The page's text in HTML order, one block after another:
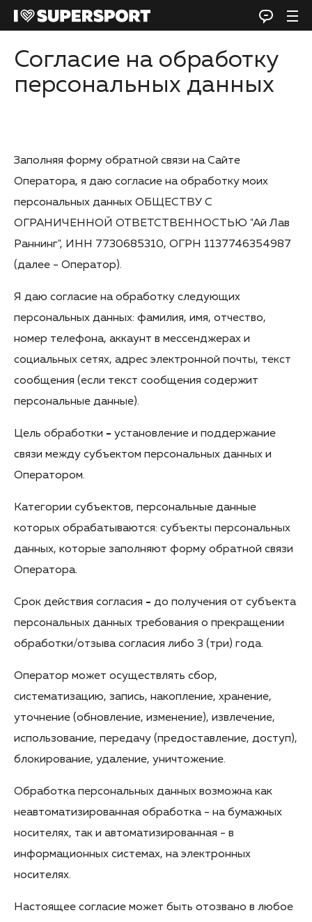
Согласие на обработку
персональных данных
Заполняя форму обратной связи на Сайте
Оператора, я даю согласие на обработку моих
персональных данных ОБЩЕСТВУ С
ОГРАНИЧЕННОЙ ОТВЕТСТВЕННОСТЬЮ "Ай Лав
Раннинг", ИНН 7730685310, ОГРН 1137746354987
(далее - Оператор).
Я даю согласие на обработку следующих
персональных данных: фамилия, имя, отчество,
номер телефона, аккаунт в мессенджерах и
социальных сетях, адрес электронной почты, текст
сообщения (если текст сообщения содержит
персональные данные).
Цель обработки - установление и поддержание
связи между субъектом персональных данных и
Оператором.
Категории субъектов, персональные данные
которых обрабатываются: субъекты персональных
данных, которые заполняют форму обратной связи
Оператора.
Срок действия согласия - до получения от субъекта
персональных данных требования о прекращении
обработки/отзыва согласия либо 3 (три) года.
Оператор может осуществлять сбор,
систематизацию, запись, накопление, хранение,
уточнение (обновление, изменение), извлечение,
использование, передачу (предоставление, доступ),
блокирование, удаление, уничтожение.
Обработка персональных данных возможна как
неавтоматизированная обработка - на бумажных
носителях, так и автоматизированная - в
информационных системах, на электронных
носителях.
Настоящее согласие может быть отозвано в любое